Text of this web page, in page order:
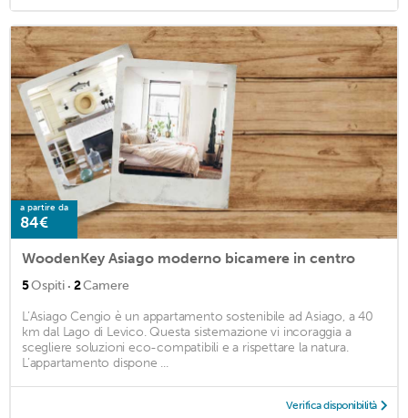
a partire da
84€
WoodenKey Asiago moderno bicamere in centro
5Ospiti · 2Camere
L’Asiago Cengio è un appartamento sostenibile ad Asiago, a 40
km dal Lago di Levico. Questa sistemazione vi incoraggia a
scegliere soluzioni eco-compatibili e a rispettare la natura.
L’appartamento dispone ...
Verifica disponibilità